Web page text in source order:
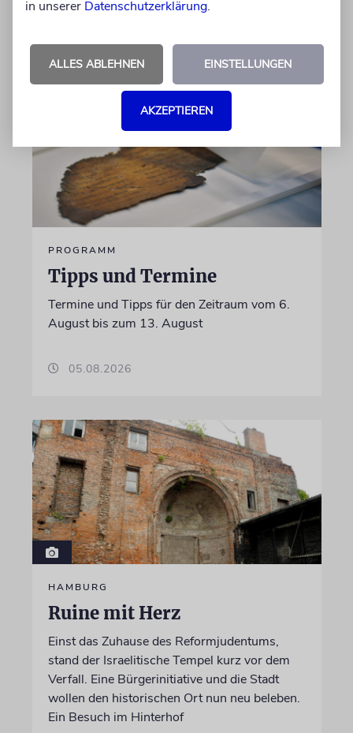
PROGRAMM
Tipps und Termine
Termine und Tipps für den Zeitraum vom 6.
August bis zum 13. August
05.08.2026
HAMBURG
Ruine mit Herz
Einst das Zuhause des Reformjudentums,
stand der Israelitische Tempel kurz vor dem
Verfall. Eine Bürgerinitiative und die Stadt
wollen den historischen Ort nun neu beleben.
Ein Besuch im Hinterhof
in unserer Datenschutzerklärung.
ALLES ABLEHNEN EINSTELLUNGEN
AKZEPTIEREN